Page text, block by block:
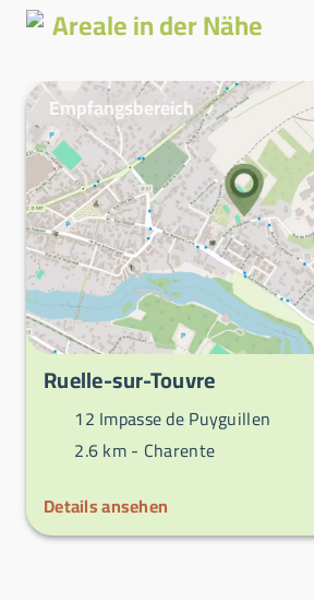
Areale in der Nähe
Empfangsbereich
Ruelle-sur-Touvre
12 Impasse de Puyguillen
2.6 km - Charente
Details ansehen